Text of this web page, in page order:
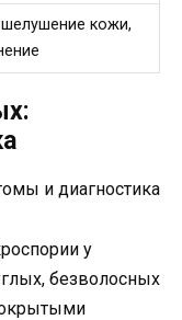
кожи,
у
безволосных